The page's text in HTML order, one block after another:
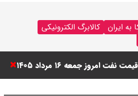
به ایران
کالابرگ الکترونیکی
۱۴۰۵ اعلام شد/ طلا بر مدار صعود
قیمت نفت امروز جمعه ۱۶ مرداد ۱۴۰۵